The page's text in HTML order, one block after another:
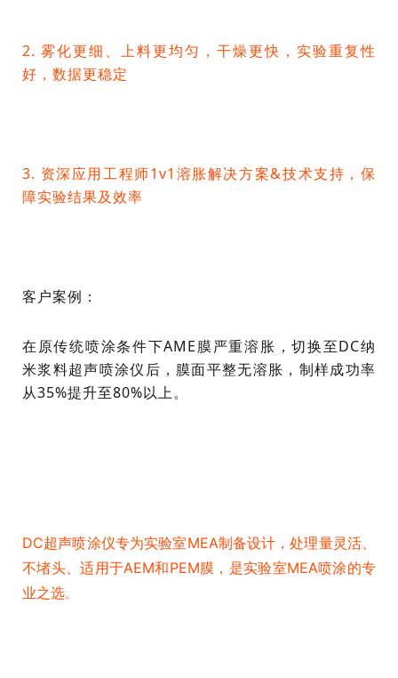
2. 雾化更细、上料更均匀，干燥更快，实验重复性
好，数据更稳定
3. 资深应用工程师1v1溶胀解决方案&技术支持，保
障实验结果及效率
客户案例：
在原传统喷涂条件下AME膜严重溶胀，切换至DC纳
米浆料超声喷涂仪后，膜面平整无溶胀，制样成功率
从35%提升至80%以上。
DC超声喷涂仪专为实验室MEA制备设计，处理量灵活、
不堵头、适用于AEM和PEM膜，是实验室MEA喷涂的专
业之选。